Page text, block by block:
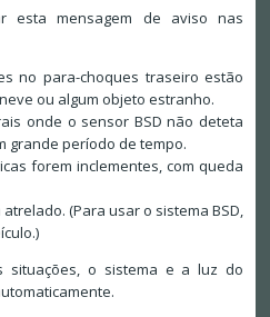
esta mensagem de aviso nas
no para-choques traseiro estão
ou algum objeto estranho.
onde o sensor BSD não deteta
grande período de tempo.
forem inclementes, com queda
(Para usar o sistema BSD,
situações, o sistema e a luz do